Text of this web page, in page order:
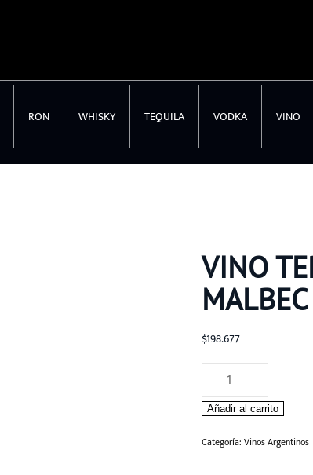
RON WHISKY TEQUILA VODKA VINO
VINO
$198.677
Terrazas
Afincado
Malbec
Añadir al carrito
Categoría: Vinos Argentinos